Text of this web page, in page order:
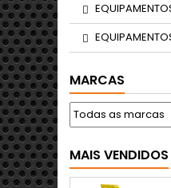
MARCAS
MAIS VENDIDOS